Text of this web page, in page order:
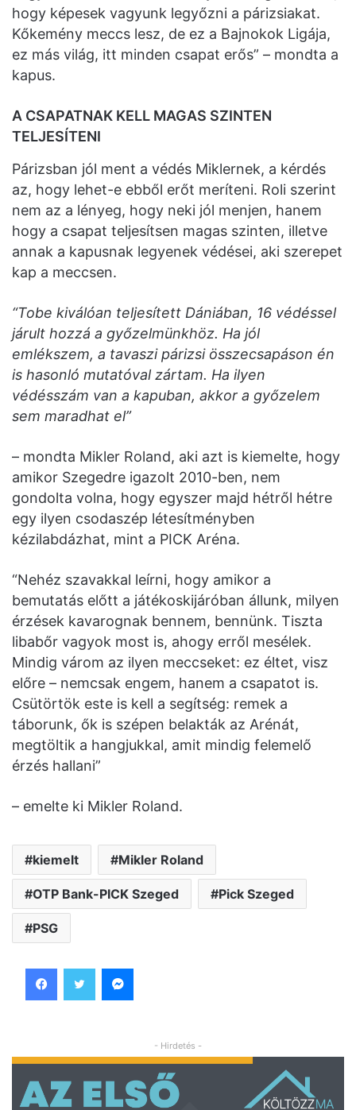
hogy képesek vagyunk legyőzni a párizsiakat.
Kőkemény meccs lesz, de ez a Bajnokok Ligája,
ez más világ, itt minden csapat erős” – mondta a
kapus.
A CSAPATNAK KELL MAGAS SZINTEN
TELJESÍTENI
Párizsban jól ment a védés Miklernek, a kérdés
az, hogy lehet-e ebből erőt meríteni. Roli szerint
nem az a lényeg, hogy neki jól menjen, hanem
hogy a csapat teljesítsen magas szinten, illetve
annak a kapusnak legyenek védései, aki szerepet
kap a meccsen.
“Tobe kiválóan teljesített Dániában, 16 védéssel
járult hozzá a győzelmünkhöz. Ha jól
emlékszem, a tavaszi párizsi összecsapáson én
is hasonló mutatóval zártam. Ha ilyen
védésszám van a kapuban, akkor a győzelem
sem maradhat el”
– mondta Mikler Roland, aki azt is kiemelte, hogy
amikor Szegedre igazolt 2010-ben, nem
gondolta volna, hogy egyszer majd hétről hétre
egy ilyen csodaszép létesítményben
kézilabdázhat, mint a PICK Aréna.
“Nehéz szavakkal leírni, hogy amikor a
bemutatás előtt a játékoskijáróban állunk, milyen
érzések kavarognak bennem, bennünk. Tiszta
libabőr vagyok most is, ahogy erről mesélek.
Mindig várom az ilyen meccseket: ez éltet, visz
előre – nemcsak engem, hanem a csapatot is.
Csütörtök este is kell a segítség: remek a
táborunk, ők is szépen belakták az Arénát,
megtöltik a hangjukkal, amit mindig felemelő
érzés hallani”
– emelte ki Mikler Roland.
kiemelt Mikler Roland
OTP Bank-PICK Szeged Pick Szeged
PSG
- Hirdetés -